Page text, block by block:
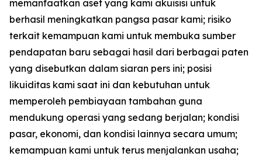
memanfaatkan aset yang kami akuisisi untuk
berhasil meningkatkan pangsa pasar kami; risiko
terkait kemampuan kami untuk membuka sumber
pendapatan baru sebagai hasil dari berbagai paten
yang disebutkan dalam siaran pers ini; posisi
likuiditas kami saat ini dan kebutuhan untuk
memperoleh pembiayaan tambahan guna
mendukung operasi yang sedang berjalan; kondisi
pasar, ekonomi, dan kondisi lainnya secara umum;
kemampuan kami untuk terus menjalankan usaha;